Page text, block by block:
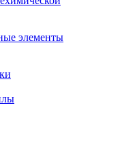
элементы